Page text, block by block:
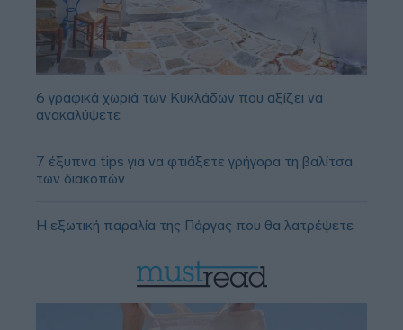
6 γραφικά χωριά των Κυκλάδων που αξίζει να
ανακαλύψετε
7 έξυπνα tips για να φτιάξετε γρήγορα τη βαλίτσα
των διακοπών
Η εξωτική παραλία της Πάργας που θα λατρέψετε